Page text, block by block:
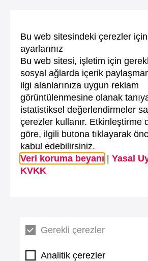
Bu web sitesindeki çerezler için
ayarlarınız
Bu web sitesi, işletim için
sosyal ağlarda içerik
ilgi alanlarınıza uygun reklam
görüntülenmesine olanak
istatistiksel değerlendirmeler
çerezler kullanır. Etkinleştirme
göre, ilgili butona tıklayarak
kabul edebilirsiniz.
Veri koruma beyanı
Yasal
KVKK
Gerekli çerezler
Analitik çerezler